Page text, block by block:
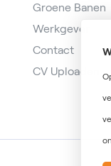
Groene Banen
Werkgever
Contact
CV Uploaden